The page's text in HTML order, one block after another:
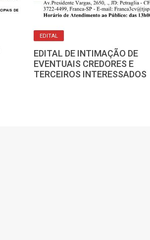
EDITAL
EDITAL DE INTIMAÇÃO DE
EVENTUAIS CREDORES E
TERCEIROS INTERESSADOS